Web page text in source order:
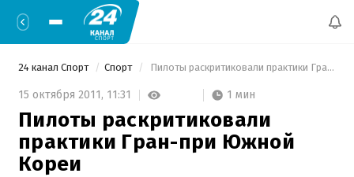
24 канал Спорт Спорт Пилоты раскритиковали практики Гран-при Южной Кореи
15 октября 2011, 11:31 1 мин
Пилоты раскритиковали
практики Гран-при Южной
Кореи